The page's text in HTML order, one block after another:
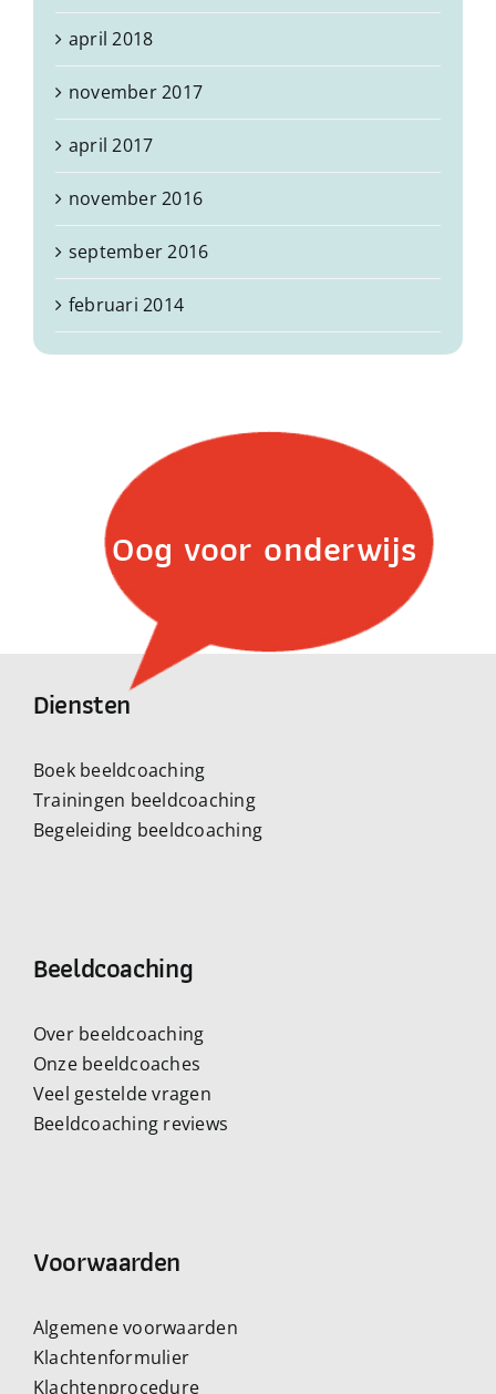
april 2018
november 2017
april 2017
november 2016
september 2016
februari 2014
Oog voor onderwijs
Diensten
Boek beeldcoaching
Trainingen beeldcoaching
Begeleiding beeldcoaching
Beeldcoaching
Over beeldcoaching
Onze beeldcoaches
Veel gestelde vragen
Beeldcoaching reviews
Voorwaarden
Algemene voorwaarden
Klachtenformulier
Klachtenprocedure